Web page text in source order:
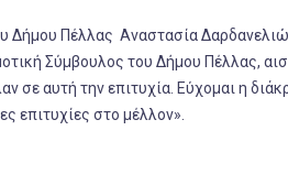
Δήμου Πέλλας Αναστασία
Σύμβουλος του Δήμου Πέλλας,
αυτή την επιτυχία. Εύχομαι η
επιτυχίες στο μέλλον».